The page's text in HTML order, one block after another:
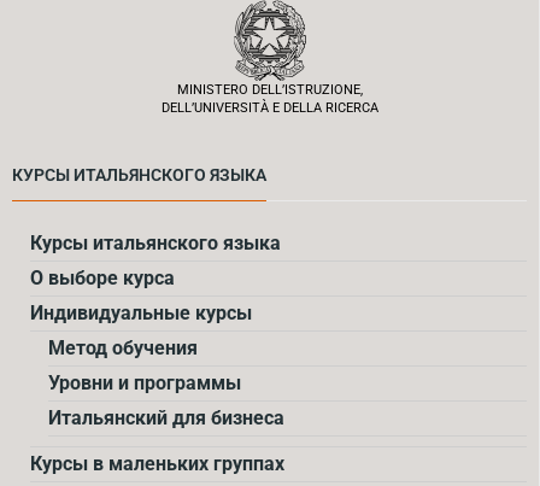
MINISTERO DELL’ISTRUZIONE,
DELL’UNIVERSITÀ E DELLA RICERCA
КУРСЫ ИТАЛЬЯНСКОГО ЯЗЫКА
Курсы итальянского языка
О выборе курса
Индивидуальные курсы
Метод обучения
Уровни и программы
Итальянский для бизнеса
Курсы в маленьких группах